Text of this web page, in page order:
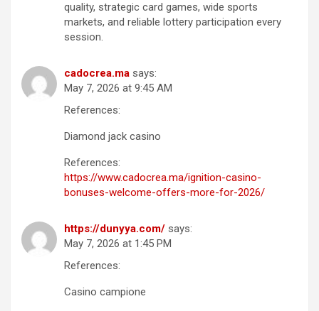
quality, strategic card games, wide sports
markets, and reliable lottery participation every
session.
cadocrea.ma says:
May 7, 2026 at 9:45 AM
References:
Diamond jack casino
References:
https://www.cadocrea.ma/ignition-casino-
bonuses-welcome-offers-more-for-2026/
https://dunyya.com/ says:
May 7, 2026 at 1:45 PM
References:
Casino campione